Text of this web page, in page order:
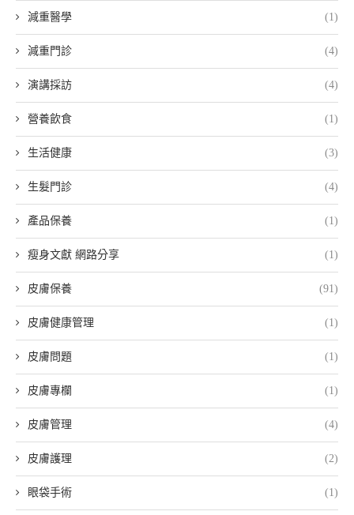
減重醫學 (1)
減重門診 (4)
演講採訪 (4)
營養飲食 (1)
生活健康 (3)
生髮門診 (4)
產品保養 (1)
瘦身文獻 網路分享 (1)
皮膚保養 (91)
皮膚健康管理 (1)
皮膚問題 (1)
皮膚專欄 (1)
皮膚管理 (4)
皮膚護理 (2)
眼袋手術 (1)